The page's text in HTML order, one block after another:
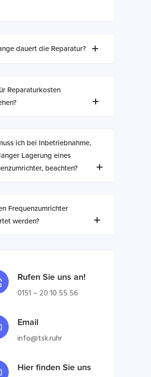
dauert die Reparatur?
Reparaturkosten
ich bei Inbetriebnahme,
Lagerung eines
beachten?
Frequenzumrichter
werden?
Rufen Sie uns an!
0151 – 20 10 55 56
Email
info@tsk.ruhr
Hier finden Sie uns